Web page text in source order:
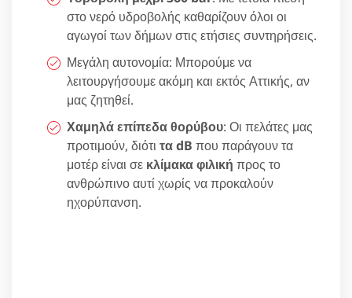
στο νερό υδροβολής καθαρίζουν όλοι οι
αγωγοί των δήμων στις ετήσιες συντηρήσεις.
Μεγάλη αυτονομία: Μπορούμε να
λειτουργήσουμε ακόμη και εκτός Αττικής, αν
μας ζητηθεί.
Χαμηλά επίπεδα θορύβου: Οι πελάτες μας
προτιμούν, διότι τα dB που παράγουν τα
μοτέρ είναι σε κλίμακα φιλική προς το
ανθρώπινο αυτί χωρίς να προκαλούν
ηχορύπανση.